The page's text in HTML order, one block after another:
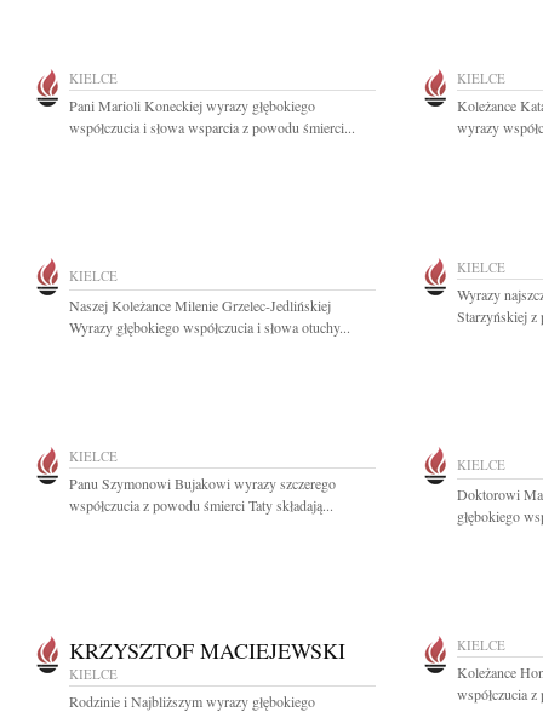
KIELCE
Pani Marioli Koneckiej wyrazy głębokiego
współczucia i słowa wsparcia z powodu śmierci...
KIELCE
Koleżance
wyrazy
KIELCE
Naszej Koleżance Milenie Grzelec-Jedlińskiej
Wyrazy głębokiego współczucia i słowa otuchy...
KIELCE
Wyrazy
Starzyńskiej z
KIELCE
Panu Szymonowi Bujakowi wyrazy szczerego
współczucia z powodu śmierci Taty składają...
KIELCE
Doktorowi
głębokiego
KRZYSZTOF MACIEJEWSKI
KIELCE
Rodzinie i Najbliższym wyrazy głębokiego
KIELCE
Koleżance
współczucia